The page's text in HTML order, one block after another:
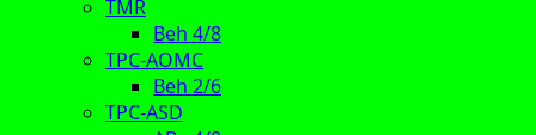
TMR
Beh 4/8
TPC-AOMC
Beh 2/6
TPC-ASD